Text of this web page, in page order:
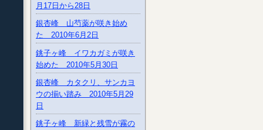
月17日から28日
銀杏峰 山芍薬が咲き始め
た 2010年6月2日
銚子ヶ峰 イワカガミが咲き
始めた 2010年5月30日
銀杏峰 カタクリ、サンカヨ
ウの揃い踏み 2010年5月29
日
銚子ヶ峰 新緑と残雪が霧の